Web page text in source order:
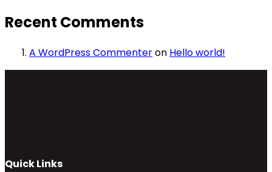
Recent Comments
A WordPress Commenteron Hello world!
Quick Links